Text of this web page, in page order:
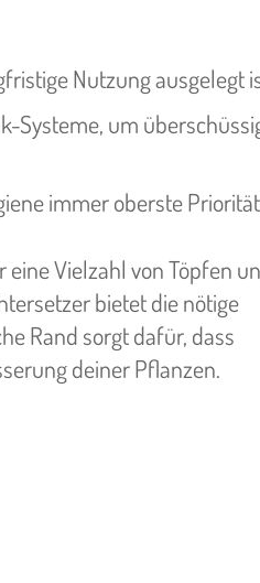
Nutzung ausgelegt
Systeme, um
immer oberste
eine Vielzahl von Töpfen
bietet die nötige
Rand sorgt dafür, dass
deiner Pflanzen.